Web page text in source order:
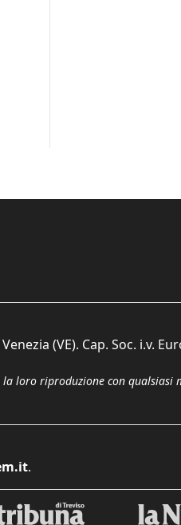
(VE). Cap. Soc. i.v.
loro riproduzione con qualsiasi
.